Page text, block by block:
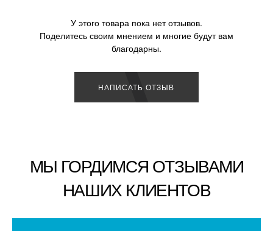
У этого товара пока нет отзывов.
Поделитесь своим мнением и многие будут вам
благодарны.
НАПИСАТЬ ОТЗЫВ
МЫ ГОРДИМСЯ ОТЗЫВАМИ
НАШИХ КЛИЕНТОВ